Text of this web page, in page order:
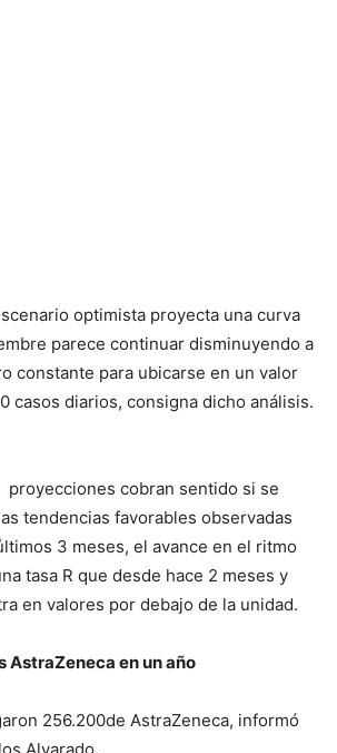
optimista proyecta una curva
parece continuar disminuyendo a
constante para ubicarse en un valor
casos diarios, consigna dicho análisis.
proyecciones cobran sentido si se
tendencias favorables observadas
3 meses, el avance en el ritmo
tasa R que desde hace 2 meses y
en valores por debajo de la unidad.
AstraZeneca en un año
256.200de AstraZeneca, informó
Alvarado.